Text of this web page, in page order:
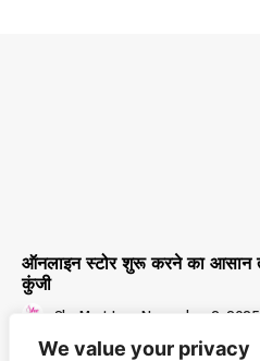
We value your privacy
ऑनलाइन स्टोर शुरू करने का आसान
कुंजी
SheMart.in November 2, 2025